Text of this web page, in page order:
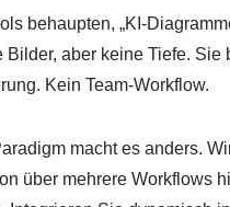
behaupten, „KI-
Bilder, aber keine Tiefe.
Kein Team-Workflow.
macht es anders.
über mehrere Workflows